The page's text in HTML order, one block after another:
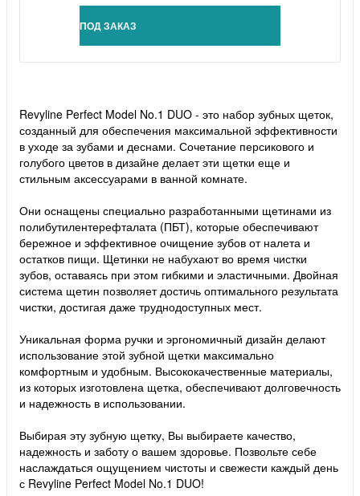
ПОД ЗАКАЗ
Revyline Perfect Model No.1 DUO - это набор зубных щеток,
созданный для обеспечения максимальной эффективности
в уходе за зубами и деснами. Сочетание персикового и
голубого цветов в дизайне делает эти щетки еще и
стильным аксессуарами в ванной комнате.
Они оснащены специально разработанными щетинами из
полибутилентерефталата (ПБТ), которые обеспечивают
бережное и эффективное очищение зубов от налета и
остатков пищи. Щетинки не набухают во время чистки
зубов, оставаясь при этом гибкими и эластичными. Двойная
система щетин позволяет достичь оптимального результата
чистки, достигая даже труднодоступных мест.
Уникальная форма ручки и эргономичный дизайн делают
использование этой зубной щетки максимально
комфортным и удобным. Высококачественные материалы,
из которых изготовлена щетка, обеспечивают долговечность
и надежность в использовании.
Выбирая эту зубную щетку, Вы выбираете качество,
надежность и заботу о вашем здоровье. Позвольте себе
наслаждаться ощущением чистоты и свежести каждый день
с Revyline Perfect Model No.1 DUO!